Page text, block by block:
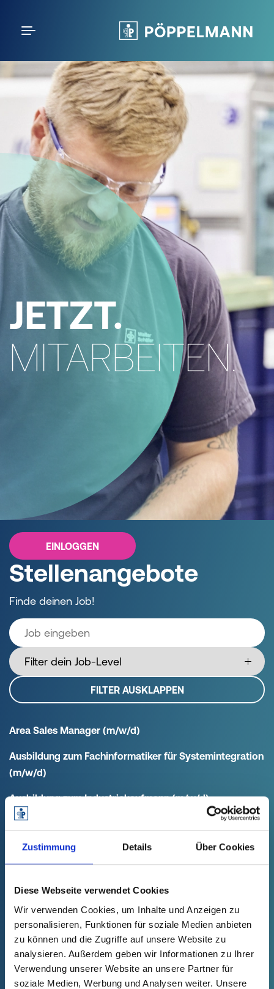
Zustimmung Details Über Cookies
Diese Webseite verwendet Cookies
Wir verwenden Cookies, um Inhalte und Anzeigen zu
personalisieren, Funktionen für soziale Medien anbieten
zu können und die Zugriffe auf unsere Website zu
analysieren. Außerdem geben wir Informationen zu Ihrer
Verwendung unserer Website an unsere Partner für
soziale Medien, Werbung und Analysen weiter. Unsere
JETZT.
MITARBEITEN.
Stellenangebote
EINLOGGEN
Finde deinen Job!
FILTER AUSKLAPPEN
Area Sales Manager (m/w/d)
Ausbildung zum Fachinformatiker für Systemintegration
(m/w/d)
Ausbildung zum Industriekaufmann (m/w/d)
Ausbildung zum Kaufmann für
Ausbildung zum Kaufmann im E-Commerce (m/w/d)
Ausbildung zum Kunststoff- und Kautschuktechnologen
(m/w/d)
Ausbildung zum Mechatroniker (m/w/d)
Ausbildung zum Werkzeugmechaniker (m/w/d)
Fachrichtung Formtechnik